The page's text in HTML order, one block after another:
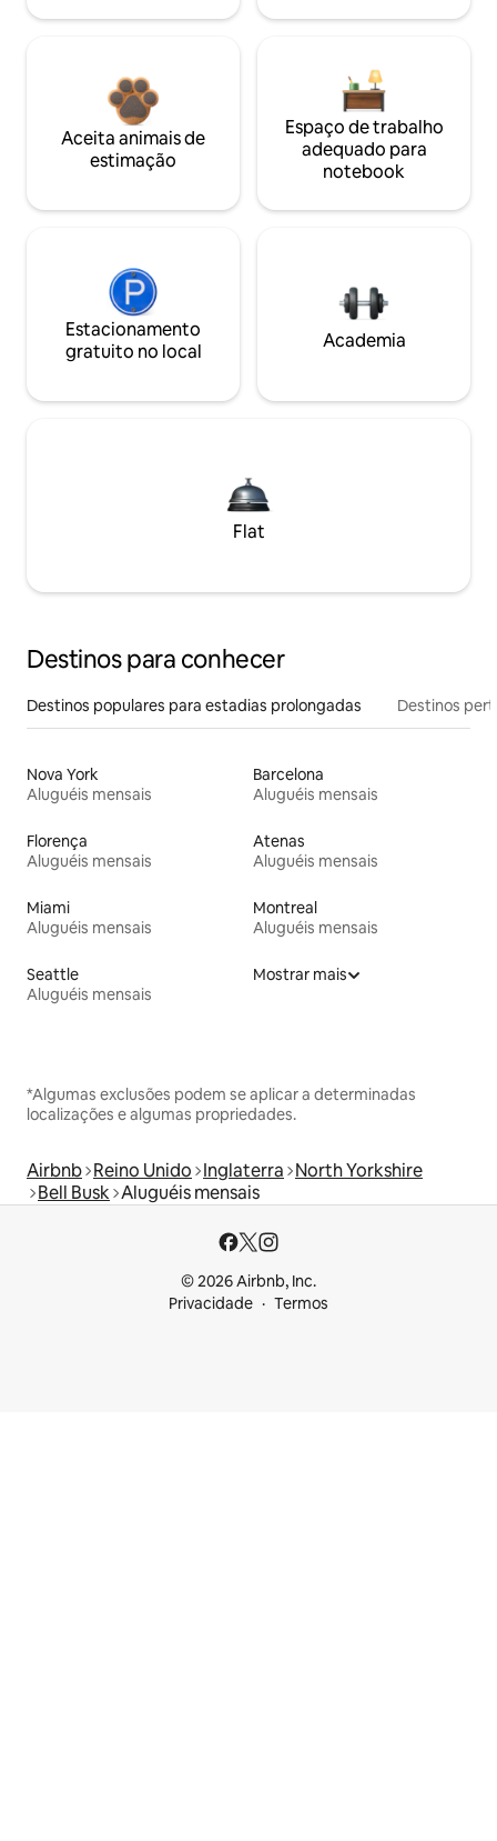
Aceita animais de
estimação
Espaço de trabalho
adequado para
notebook
Estacionamento
gratuito no local
Academia
Flat
Destinos para conhecer
Destinos populares para estadias prolongadas Destinos
Nova York
Aluguéis mensais
Barcelona
Aluguéis mensais
Florença
Aluguéis mensais
Atenas
Aluguéis mensais
Miami
Aluguéis mensais
Montreal
Aluguéis mensais
Seattle
Aluguéis mensais
Mostrar mais
*Algumas exclusões podem se aplicar a determinadas
localizações e algumas propriedades.
Airbnb Reino Unido Inglaterra North Yorkshire
Bell Busk Aluguéis mensais
© 2026 Airbnb, Inc.
Privacidade
Termos